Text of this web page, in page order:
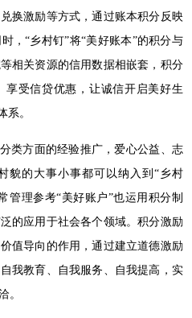
换激励等方式，通过账本积分反映
，“乡村钉”将“美好账本”的积分与
相关资源的信用数据相嵌套，积分
享受信贷优惠，让诚信开启美好生
系。
类方面的经验推广，爱心公益、志
貌的大事小事都可以纳入到“乡村
管理参考“美好账户”也运用积分制
的应用于社会各个领域。积分激励
值导向的作用，通过建立道德激励
我教育、自我服务、自我提高，实
。